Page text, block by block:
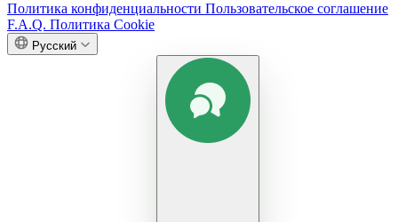
Политика конфиденциальности Пользовательское соглашение
F.A.Q. Политика Cookie
Русский